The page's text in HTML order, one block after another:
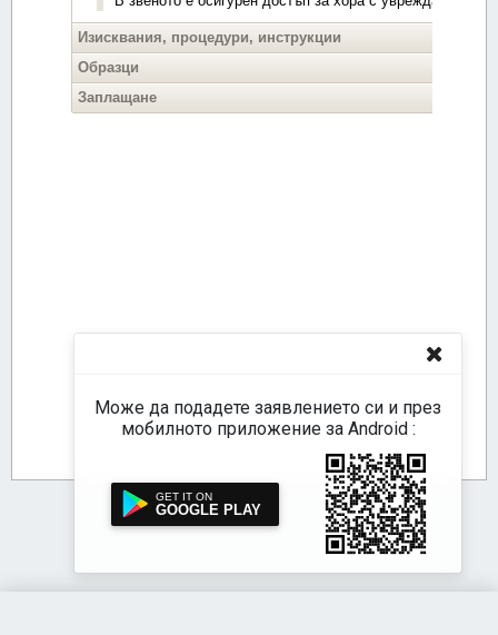
Може да подадете заявлението си и през
мобилното приложение за Android :
GOOGLE PLAY